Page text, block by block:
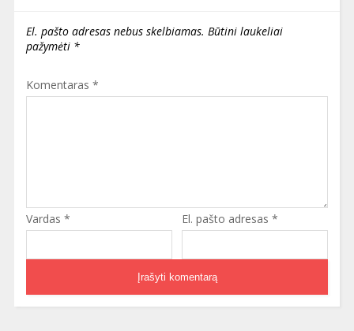
El. pašto adresas nebus skelbiamas. Būtini laukeliai
pažymėti *
Komentaras *
Vardas * El. pašto adresas *